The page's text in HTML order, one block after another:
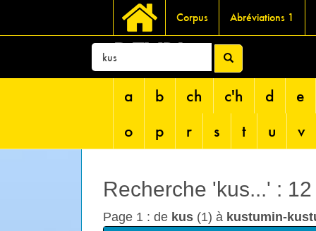
Corpus Abréviations 1
DEVRI
a b ch c'h d
e
o
p r s t u v
Recherche 'kus...' :
Page 1 : de kus (1) à kustumin-